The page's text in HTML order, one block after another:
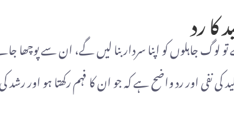
رد
لوگ جاہلوں کو اپنا سردار بنا لیں گے، ان سے پوچھا
اور رد واضح ہے کہ جو ان کا فہم رکھتا ہو اور رشد